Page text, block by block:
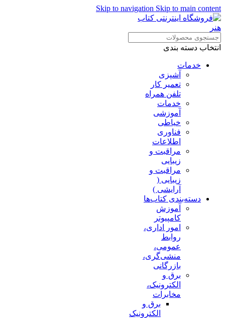
Skip to navigation Skip to main content
انتخاب دسته بندی
خدمات
آشپزی
تعمیر کار
تلفن همراه
خدمات
آموزشی
خیاطی
فناوری
اطلاعات
مراقبت و
زیبایی
مراقبت و
زیبایی (
آرایشی )
دسته‌بندی کتاب‌ها
آموزش
کامپیوتر
امور اداری،
روابط
عمومی،
منشی‌گری،
بازرگانی
برق و
الکترونیک،
مخابرات
برق و
الکترونیک